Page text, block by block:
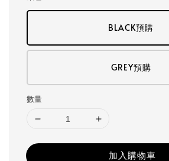
BLACK預購
GREY預購
數量
加入購物車